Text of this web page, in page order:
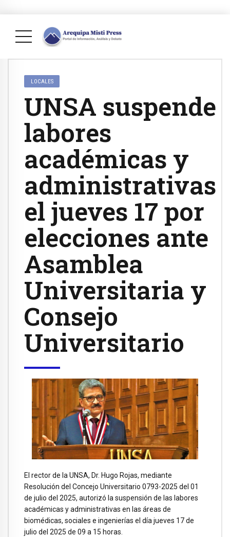
LOCALES
UNSA suspende
labores
académicas y
administrativas
el jueves 17 por
elecciones ante
Asamblea
Universitaria y
Consejo
Universitario
El rector de la UNSA, Dr. Hugo Rojas, mediante
Resolución del Concejo Universitario 0793-2025 del 01
de julio del 2025, autorizó la suspensión de las labores
académicas y administrativas en las áreas de
biomédicas, sociales e ingenierías el día jueves 17 de
julio del 2025 de 09 a 15 horas.